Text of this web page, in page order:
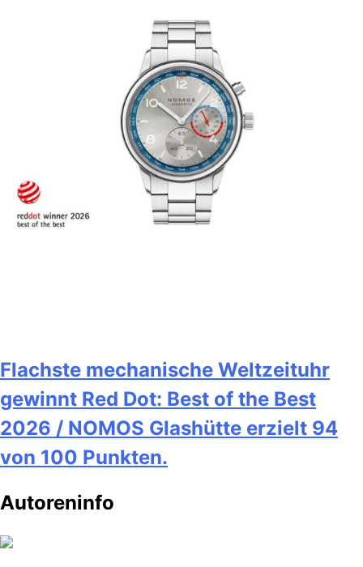
Flachste mechanische Weltzeituhr
gewinnt Red Dot: Best of the Best
2026 / NOMOS Glashütte erzielt 94
von 100 Punkten.
Autoreninfo